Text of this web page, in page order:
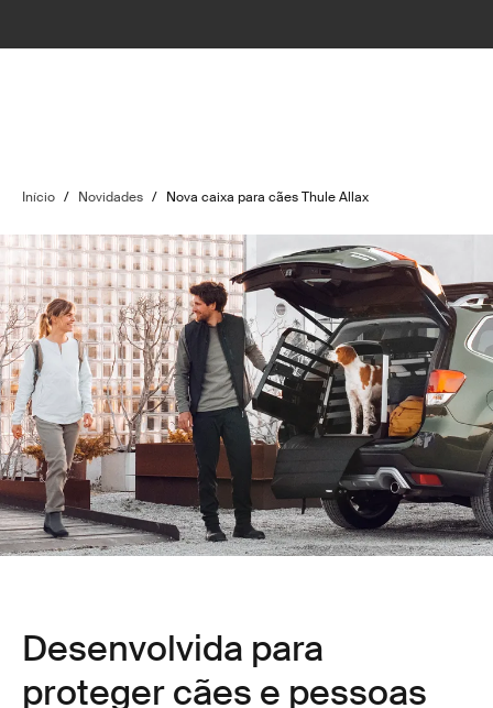
Início / Novidades / Nova caixa para cães Thule Allax
Desenvolvida para
proteger cães e pessoas